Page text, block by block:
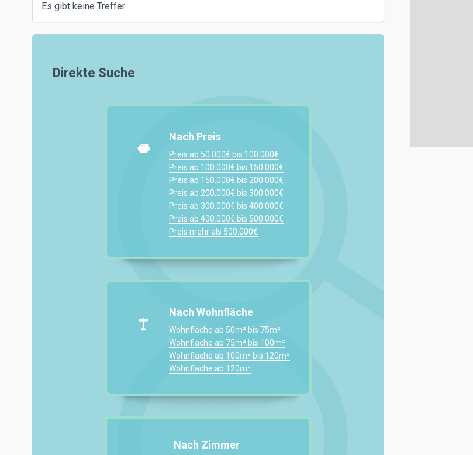
Es gibt keine Treffer
Direkte Suche
Nach Preis
Preis ab 50.000€ bis 100.000€
Preis ab 100.000€ bis 150.000€
Preis ab 150.000€ bis 200.000€
Preis ab 200.000€ bis 300.000€
Preis ab 300.000€ bis 400.000€
Preis ab 400.000€ bis 500.000€
Preis mehr als 500.000€
Nach Wohnfläche
Wohnfläche ab 50m² bis 75m²
Wohnfläche ab 75m² bis 100m²
Wohnfläche ab 100m² bis 120m²
Wohnfläche ab 120m²
Nach Zimmer